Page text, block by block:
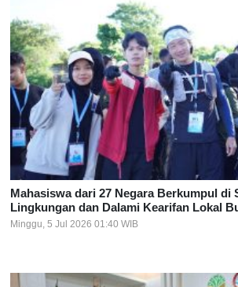
Mahasiswa dari 27 Negara Berkumpul di
Lingkungan dan Dalami Kearifan Lokal
Minggu, 5 Jul 2026 01:40 WIB